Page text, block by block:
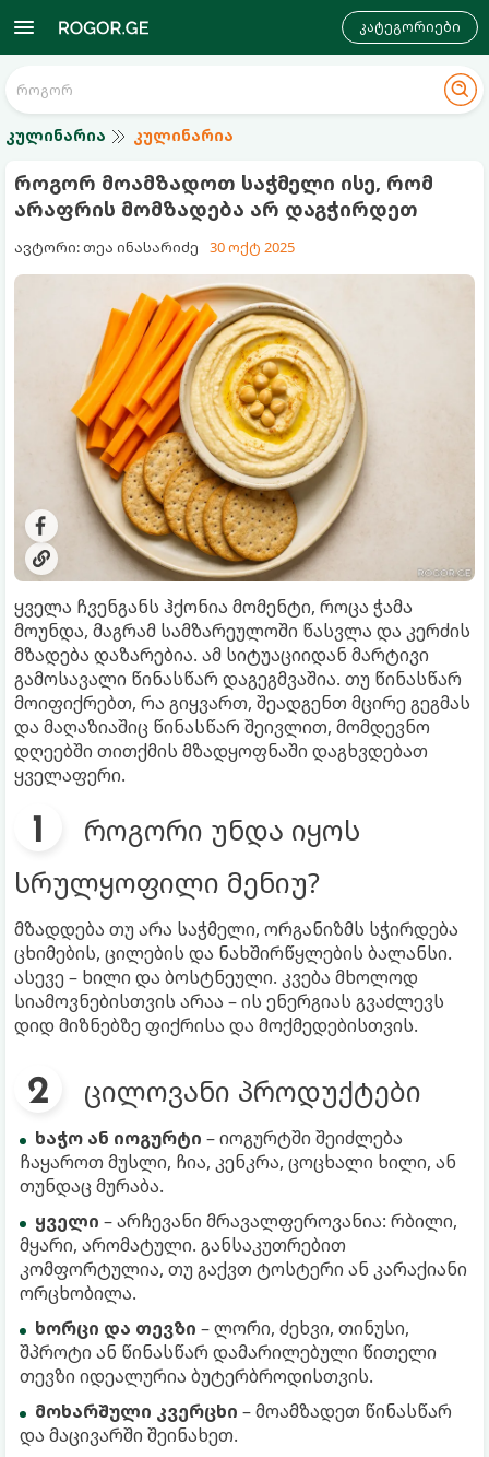
კატეგორიები
კულინარია კულინარია
როგორ მოამზადოთ საჭმელი ისე, რომ
არაფრის მომზადება არ დაგჭირდეთ
ავტორი: თეა ინასარიძე 30 ოქტ 2025
ყველა ჩვენგანს ჰქონია მომენტი, როცა ჭამა
მოუნდა, მაგრამ სამზარეულოში წასვლა და კერძის
მზადება დაზარებია. ამ სიტუაციიდან მარტივი
გამოსავალი წინასწარ დაგეგმვაშია. თუ წინასწარ
მოიფიქრებთ, რა გიყვართ, შეადგენთ მცირე გეგმას
და მაღაზიაშიც წინასწარ შეივლით, მომდევნო
დღეებში თითქმის მზადყოფნაში დაგხვდებათ
ყველაფერი.
როგორი უნდა იყოს
სრულყოფილი მენიუ?
მზადდება თუ არა საჭმელი, ორგანიზმს სჭირდება
ცხიმების, ცილების და ნახშირწყლების ბალანსი.
ასევე – ხილი და ბოსტნეული. კვება მხოლოდ
სიამოვნებისთვის არაა – ის ენერგიას გვაძლევს
დიდ მიზნებზე ფიქრისა და მოქმედებისთვის.
ცილოვანი პროდუქტები
ხაჭო ან იოგურტი – იოგურტში შეიძლება
ჩაყაროთ მუსლი, ჩია, კენკრა, ცოცხალი ხილი, ან
თუნდაც მურაბა.
ყველი – არჩევანი მრავალფეროვანია: რბილი,
მყარი, არომატული. განსაკუთრებით
კომფორტულია, თუ გაქვთ ტოსტერი ან კარაქიანი
ორცხობილა.
ხორცი და თევზი – ლორი, ძეხვი, თინუსი,
შპროტი ან წინასწარ დამარილებული წითელი
თევზი იდეალურია ბუტერბროდისთვის.
მოხარშული კვერცხი – მოამზადეთ წინასწარ
და მაცივარში შეინახეთ.